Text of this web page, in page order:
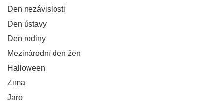
Den nezávislosti
Den ústavy
Den rodiny
Mezinárodní den žen
Halloween
Zima
Jaro